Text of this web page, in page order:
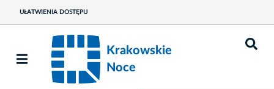
UŁATWIENIA DOSTĘPU
Krakowskie
Noce